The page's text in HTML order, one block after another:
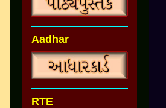
Aadhar
RTE